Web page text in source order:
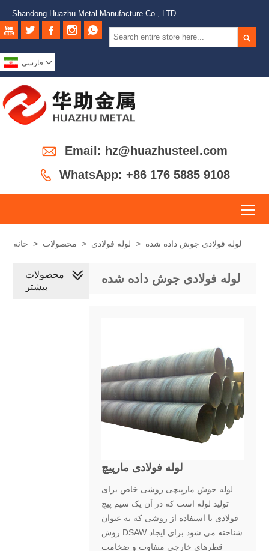
Shandong Huazhu Metal Manufacture Co., LTD

    
فارسی 
 Email: hz@huazhusteel.com
 WhatsApp: +86 176 5885 9108
خانه > محصولات > لوله فولادی > لوله فولادی جوش داده شده
لوله فولادی جوش داده شده
لوله فولادی مارپیچ
لوله جوش مارپیچی روشی خاص برای
تولید لوله است که در آن یک سیم پیچ
فولادی با استفاده از روشی که به عنوان
روش DSAW شناخته می شود برای ایجاد
قطرهای خارجی متفاوت و ضخامت
محصولات
بیشتر